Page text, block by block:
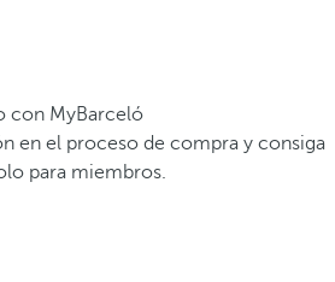
con MyBarceló
en el proceso de compra y consiga
para miembros.